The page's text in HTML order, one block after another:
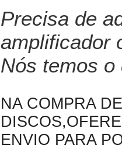
Precisa de
amplificador
Nós temos o
NA COMPRA
ENVIO PARA